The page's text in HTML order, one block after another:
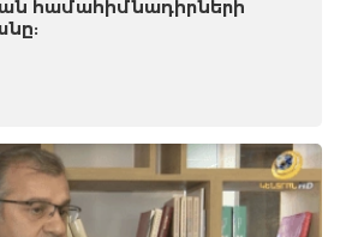
համահիմնադիրների